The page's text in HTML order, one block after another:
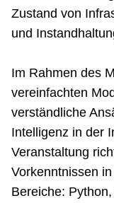
Zustand von
und
Im Rahmen des
vereinfachten
verständliche
Intelligenz in der
Veranstaltung
Vorkenntnissen
Bereiche: